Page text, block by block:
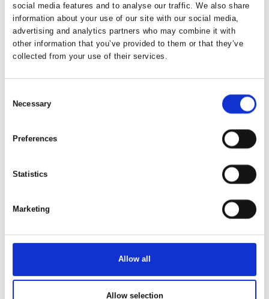
social media features and to analyse our traffic. We also share
information about your use of our site with our social media,
advertising and analytics partners who may combine it with
other information that you’ve provided to them or that they’ve
collected from your use of their services.
Selection
Necessary
Preferences
Statistics
Marketing
Allow all
Allow selection
Eventyrlig Borneo – næseaber,
orangutanger og strandparadis på
Gaya Island
Familievenlig rundrejse i Sri Lanka –
rundrejse til Bali og Komodo